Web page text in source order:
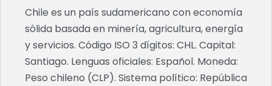
Chile es un país sudamericano con economía
sólida basada en minería, agricultura, energía
y servicios. Código ISO 3 dígitos: CHL. Capital:
Santiago. Lenguas oficiales: Español. Moneda:
Peso chileno (CLP). Sistema político: República